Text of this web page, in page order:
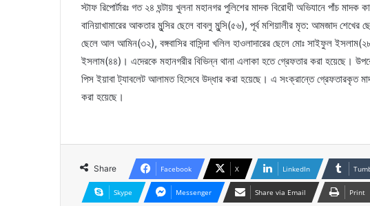
স্টাফ রিপোর্টারঃ গত ২৪ ঘন্টায় খুলনা মহানগর পুলিশের মাদক বিরোধী অভিযানে পাঁচ
বানিয়াখামারের আকতার মুন্সির ছেলে বাবলু মুন্সি(৫৬), পূর্ব মশিয়ালীর মৃত: আমজাদ
ছেলে আল আমিন(৩২), বঙ্গবাসির বাসিন্দা খলিল হাওলাদারের ছেলে মোঃ সাইফুল
ইসলাম(৪৪)। এদেরকে মহানগরীর বিভিন্ন থানা এলাকা হতে গ্রেফতার করা হয়েছে।
পিস ইয়াবা ট্যাবলেট আলামত হিসেবে উদ্ধার করা হয়েছে। এ সংক্রান্তে গ্রেফতারকৃত
করা হয়েছে।
Share Facebook X LinkedIn
Skype Messenger Share via Email Print